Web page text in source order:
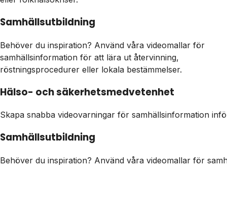
Samhällsutbildning
Behöver du inspiration? Använd våra videomallar för
samhällsinformation för att lära ut återvinning,
röstningsprocedurer eller lokala bestämmelser.
Hälso- och säkerhetsmedvetenhet
Skapa snabba videovarningar för samhällsinformation
Samhällsutbildning
Behöver du inspiration? Använd våra videomallar för